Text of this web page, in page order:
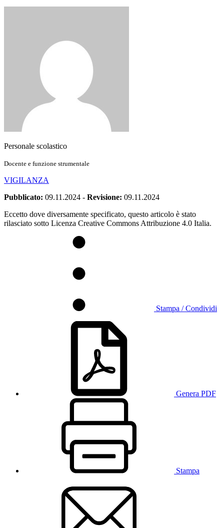
Personale scolastico
Docente e funzione strumentale
VIGILANZA
Pubblicato: 09.11.2024 - Revisione: 09.11.2024
Eccetto dove diversamente specificato, questo articolo è stato
rilasciato sotto Licenza Creative Commons Attribuzione 4.0 Italia.
Stampa / Condividi
Genera PDF
Stampa